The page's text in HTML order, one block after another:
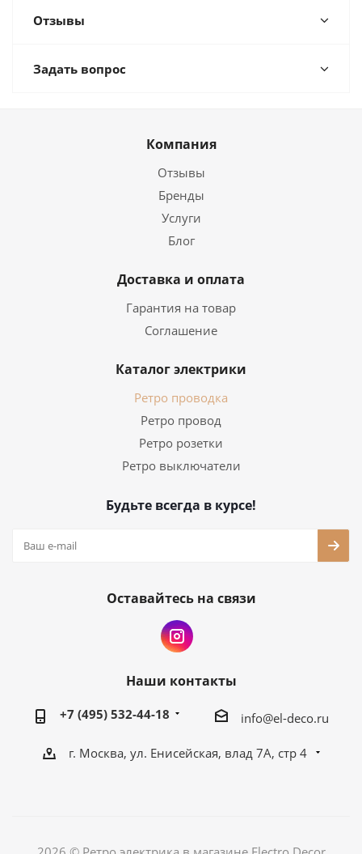
Отзывы
Задать вопрос
Компания
Отзывы
Бренды
Услуги
Блог
Доставка и оплата
Гарантия на товар
Соглашение
Каталог электрики
Ретро проводка
Ретро провод
Ретро розетки
Ретро выключатели
Будьте всегда в курсе!
Оставайтесь на связи
Наши контакты
+7 (495) 532-44-18 info@el-deco.ru
г. Москва, ул. Енисейская, влад 7А, стр 4